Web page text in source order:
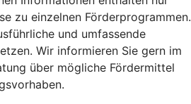
zu einzelnen Förderprogrammen.
und umfassende
Wir informieren Sie gern im
über mögliche Fördermittel